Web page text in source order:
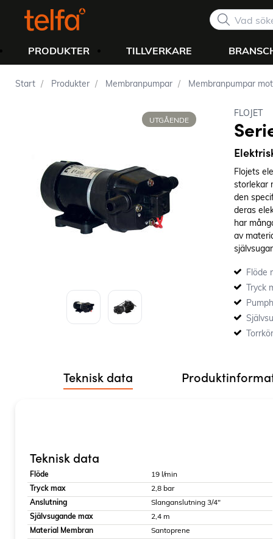
PRODUKTER TILLVERKARE
Start Produkter Membranpumpar Membranpumpar
UTGÅENDE
FLOJET
Flojets
storlekar
den
deras
har
av
utrustad
tryck har
Flöde
Tryck
Teknisk data
Teknisk data
Flöde
19 l/min
Tryck max
2,8 bar
Anslutning
Slanganslutning 3/4"
Självsugande max
2,4 m
Material Membran
Santoprene